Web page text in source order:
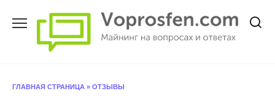
ГЛАВНАЯ СТРАНИЦА » ОТЗЫВЫ